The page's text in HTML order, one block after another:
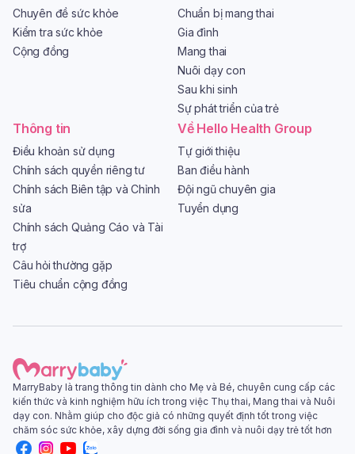
Chuyên đề sức khỏe
Kiểm tra sức khỏe
Cộng đồng
Chuẩn bị mang thai
Gia đình
Mang thai
Nuôi dạy con
Sau khi sinh
Sự phát triển của trẻ
Thông tin
Điều khoản sử dụng
Chính sách quyền riêng tư
Chính sách Biên tập và Chỉnh
sửa
Chính sách Quảng Cáo và Tài
trợ
Câu hỏi thường gặp
Tiêu chuẩn cộng đồng
Về Hello Health Group
Tự giới thiệu
Ban điều hành
Đội ngũ chuyên gia
Tuyển dụng
MarryBaby là trang thông tin dành cho Mẹ và Bé, chuyên cung cấp các
kiến thức và kinh nghiệm hữu ích trong việc Thụ thai, Mang thai và Nuôi
dạy con. Nhằm giúp cho độc giả có những quyết định tốt trong việc
chăm sóc sức khỏe, xây dựng đời sống gia đình và nuôi dạy trẻ tốt hơn